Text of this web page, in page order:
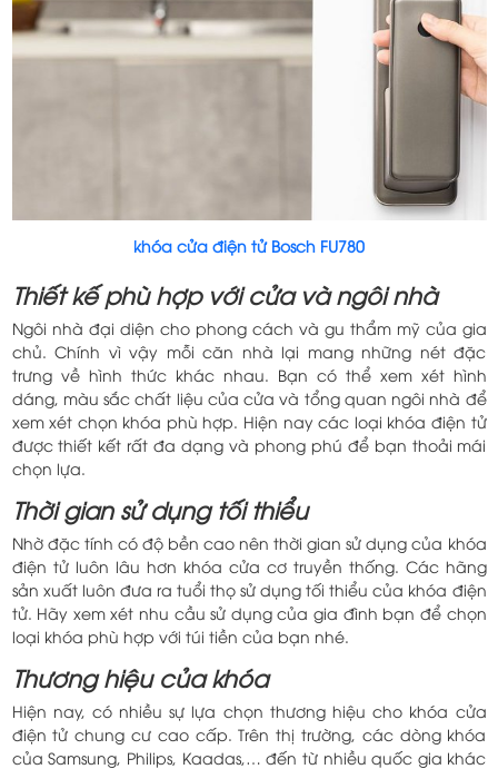
khóa cửa điện tử Bosch FU780
Thiết kế phù hợp với cửa và ngôi nhà
Ngôi nhà đại diện cho phong cách và gu thẩm mỹ của gia
chủ. Chính vì vậy mỗi căn nhà lại mang những nét đặc
trưng về hình thức khác nhau. Bạn có thể xem xét hình
dáng, màu sắc chất liệu của cửa và tổng quan ngôi nhà để
xem xét chọn khóa phù hợp. Hiện nay các loại khóa điện tử
được thiết kết rất đa dạng và phong phú để bạn thoải mái
chọn lựa.
Thời gian sử dụng tối thiểu
Nhờ đặc tính có độ bền cao nên thời gian sử dụng của khóa
điện tử luôn lâu hơn khóa cửa cơ truyền thống. Các hãng
sản xuất luôn đưa ra tuổi thọ sử dụng tối thiểu của khóa điện
tử. Hãy xem xét nhu cầu sử dụng của gia đình bạn để chọn
loại khóa phù hợp với túi tiền của bạn nhé.
Thương hiệu của khóa
Hiện nay, có nhiều sự lựa chọn thương hiệu cho khóa cửa
điện tử chung cư cao cấp. Trên thị trường, các dòng khóa
của Samsung, Philips, Kaadas,… đến từ nhiều quốc gia khác